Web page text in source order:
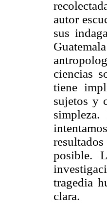
autor
sus
ciencias
tiene
sujetos y
posible.
tragedia
clara.